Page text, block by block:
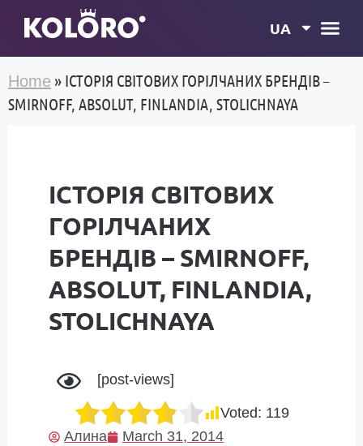
UA
Home » IСТОРІЯ СВІТОВИХ ГОРІЛЧАНИХ БРЕНДІВ –
SMIRNOFF, ABSOLUT, FINLANDIA, STOLICHNAYA
IСТОРІЯ СВІТОВИХ
ГОРІЛЧАНИХ
БРЕНДІВ – SMIRNOFF,
ABSOLUT, FINLANDIA,
STOLICHNAYA
[post-views]
Voted: 119
Алина
March 31, 2014